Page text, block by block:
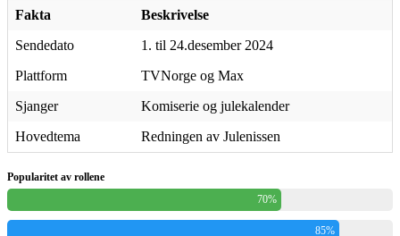
Fakta
Beskrivelse
Sendedato
1. til 24.desember 2024
Plattform
TVNorge og Max
Sjanger
Komiserie og julekalender
Hovedtema
Redningen av Julenissen
Popularitet av rollene
70%
85%